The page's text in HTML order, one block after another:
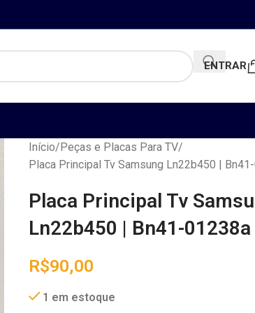
ENTRAR
Início Peças e Placas Para TV
Placa Principal Tv Samsung Ln22b450 |
Placa Principal Tv
Ln22b450 | Bn41-01238a
R$90,00
1 em estoque